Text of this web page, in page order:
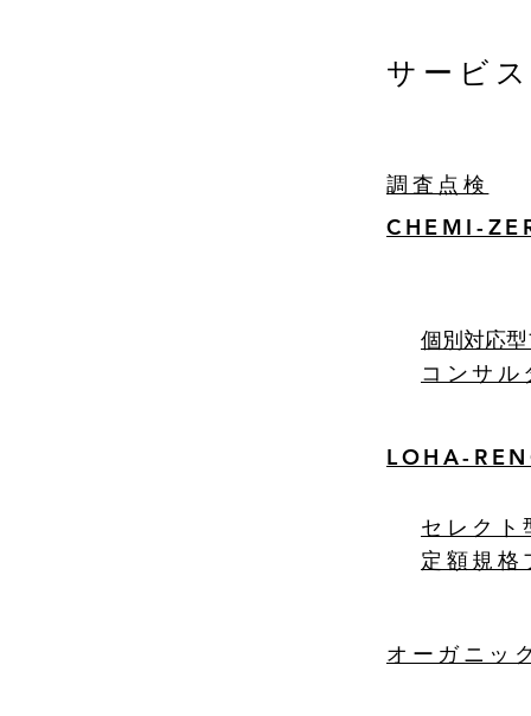
サービ
調査点検
CHEMI-
個別対応
コンサル
LOHA-
セレクト
定額規格
オーガニッ